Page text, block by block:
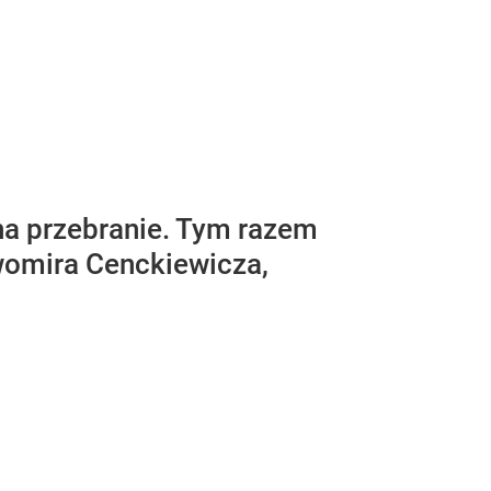
przebranie. Tym razem
Cenckiewicza,